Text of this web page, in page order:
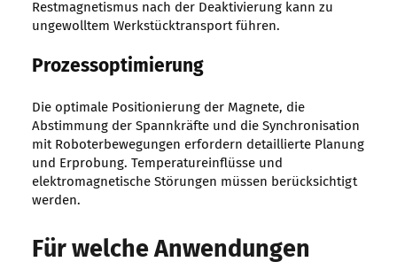
Restmagnetismus nach der Deaktivierung kann zu
ungewolltem Werkstücktransport führen.
Prozessoptimierung
Die optimale Positionierung der Magnete, die
Abstimmung der Spannkräfte und die Synchronisation
mit Roboterbewegungen erfordern detaillierte Planung
und Erprobung. Temperatureinflüsse und
elektromagnetische Störungen müssen berücksichtigt
werden.
Für welche Anwendungen